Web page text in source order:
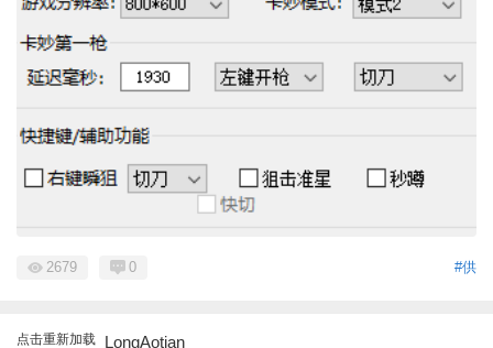
#供
2679 0
点击重新加载 LongAotian